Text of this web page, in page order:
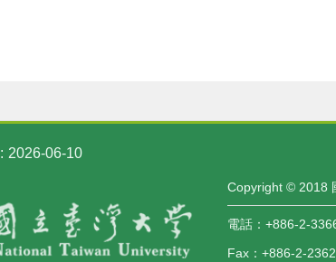
2026-06-10
Copyright © 2018
電話：+886-2-
Fax：+886-2-